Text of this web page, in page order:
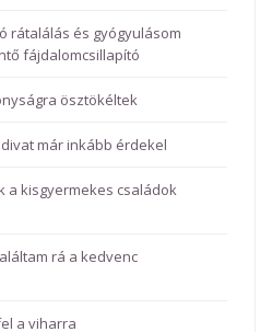
rátalálás és gyógyulásom
fájdalomcsillapító
ösztökéltek
már inkább érdekel
a kisgyermekes családok
rá a kedvenc
a viharra